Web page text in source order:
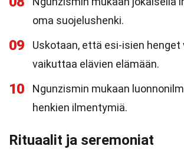
oma suojelushenki.
09
Uskotaan, että esi-isien henget
vaikuttaa elävien elämään.
10
Ngunzismin mukaan
henkien ilmentymiä.
Rituaalit ja seremoniat